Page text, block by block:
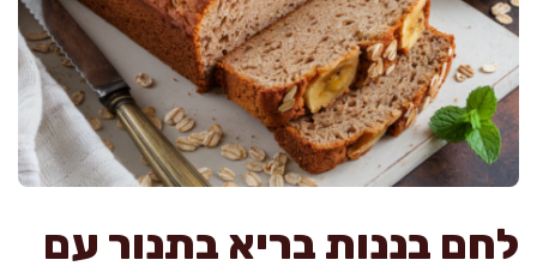
לחם בננות בריא בתנור עם